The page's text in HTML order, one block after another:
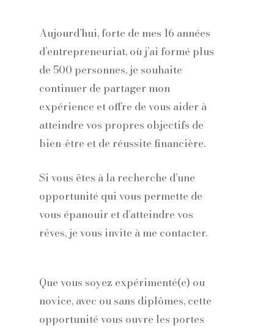
Aujourd’hui, forte de mes 16 années
d’entrepreneuriat, où j’ai formé plus
de 500 personnes, je souhaite
continuer de partager mon
expérience et offre de vous aider à
atteindre vos propres objectifs de
bien-être et de réussite financière.
Si vous êtes à la recherche d’une
opportunité qui vous permette de
vous épanouir et d’atteindre vos
rêves, je vous invite à me contacter.
Que vous soyez expérimenté(e) ou
novice, avec ou sans diplômes, cette
opportunité vous ouvre les portes